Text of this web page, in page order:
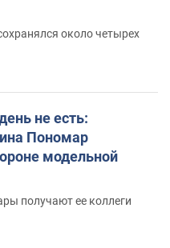
около четырех
не есть:
Пономар
модельной
получают ее коллеги